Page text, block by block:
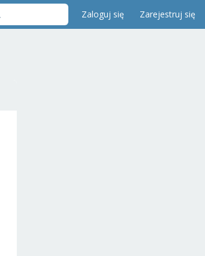
Zaloguj się Zarejestruj się